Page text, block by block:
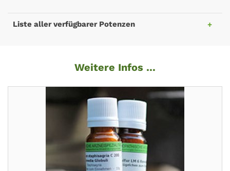
Liste aller verfügbarer Potenzen
Weitere Infos ...